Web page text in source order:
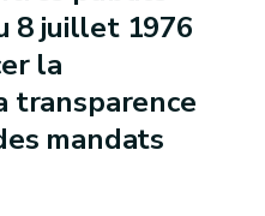
8 juillet 1976
la
transparence
mandats